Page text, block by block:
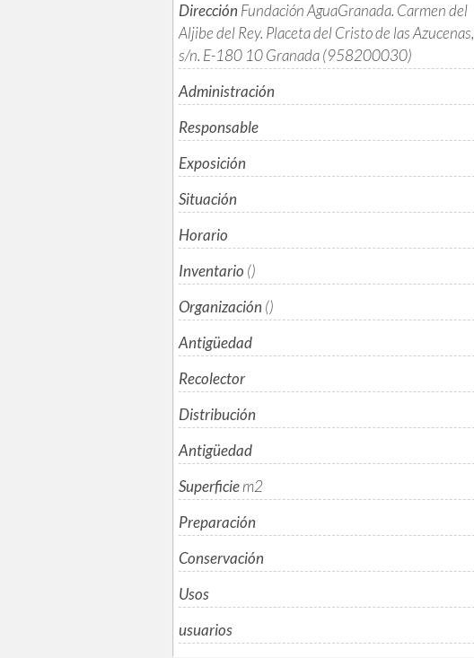
Dirección Fundación AguaGranada. Carmen del
Aljibe del Rey. Placeta del Cristo de las Azucenas,
s/n. E-180 10 Granada (958200030)
Administración
Responsable
Exposición
Situación
Horario
Inventario ()
Organización ()
Antigüedad
Recolector
Distribución
Antigüedad
Superficiem2
Preparación
Conservación
Usos
usuarios